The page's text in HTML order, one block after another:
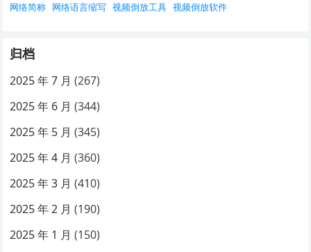
网络简称 网络语言缩写 视频倒放工具 视频倒放软件
归档
2025 年 7 月 (267)
2025 年 6 月 (344)
2025 年 5 月 (345)
2025 年 4 月 (360)
2025 年 3 月 (410)
2025 年 2 月 (190)
2025 年 1 月 (150)